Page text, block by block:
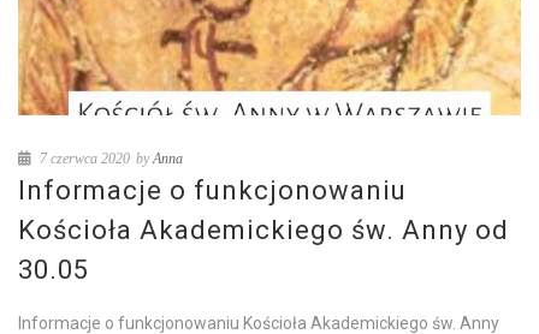
7 czerwca 2020 byAnna
Informacje o funkcjonowaniu
Kościoła Akademickiego św. Anny od
30.05
Informacje o funkcjonowaniu Kościoła Akademickiego św. Anny